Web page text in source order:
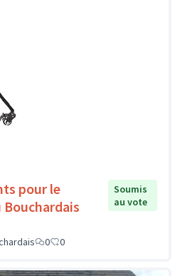
pour le
Soumis
au vote
0 0